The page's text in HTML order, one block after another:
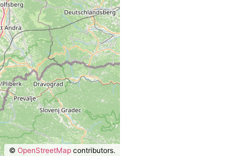
© OpenStreetMap contributors.